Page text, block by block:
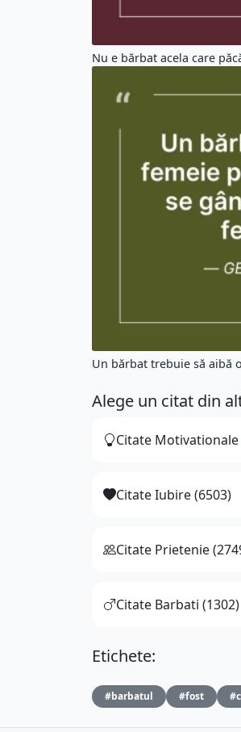
Nu e bărbat acela care
Un bărbat trebuie să aibă
Alege un citat din
Citate Motivationale
Citate Iubire (6503)
Citate Prietenie
Citate Barbati (1302)
Etichete:
#barbatul #fost